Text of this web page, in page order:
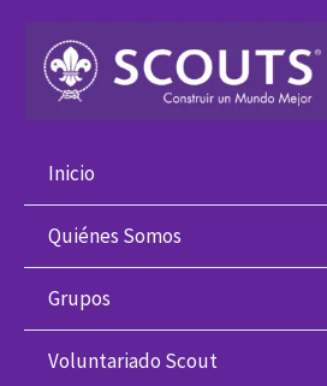
contenido
Inicio
Quiénes Somos
Grupos
Voluntariado Scout